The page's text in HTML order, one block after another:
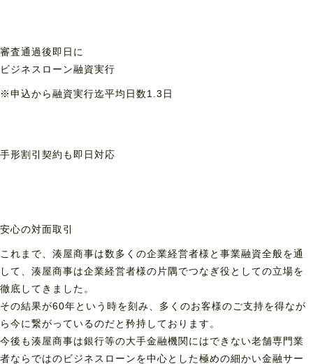
審査通過後即日に
ビジネスローン融資実行
※申込から融資実行迄平均日数1.3日
手形割引契約も 即日対応
安心の対面取引
これまで、湊屋商事は数多くの企業経営者様と事業融資全般を通
して、湊屋商事は企業経営者様の片隅でつなぎ役としての立場を
徹底してきました。
その結果が60年という時を刻み、多くのお客様のご支持を得なが
ら今に繋がっているのだと矜持しております。
今後も湊屋商事は銀行等の大手金融機関にはできない老舗専門業
者ならではのビジネスローンを中心とした極めの細かい金融サー